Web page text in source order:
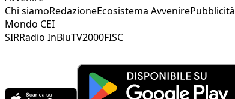
Chi siamoRedazioneEcosistema AvvenirePubblicità
Mondo CEI
SIRRadio InBluTV2000FISC